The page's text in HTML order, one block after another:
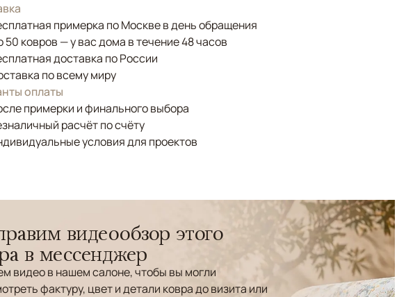
примерка по Москве в день обращения
50 ковров — у вас дома в течение 48 часов
доставка по России
по всему миру
оплаты
примерки и финального выбора
расчёт по счёту
условия для проектов
видеообзор этого
в мессенджер
видео в нашем салоне, чтобы вы могли
фактуру, цвет и детали ковра до визита или